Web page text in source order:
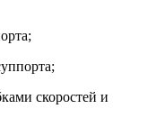
скоростей и